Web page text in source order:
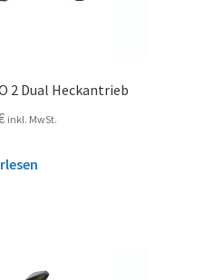
2 Dual Heckantrieb
inkl. MwSt.